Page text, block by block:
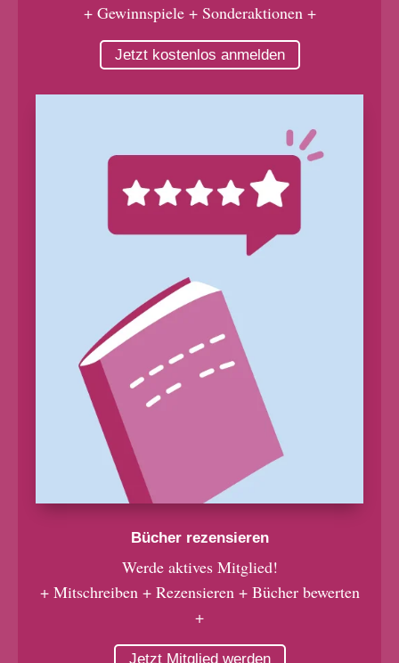
+ Gewinnspiele + Sonderaktionen +
Jetzt kostenlos anmelden
Bücher rezensieren
Werde aktives Mitglied!
+ Mitschreiben + Rezensieren + Bücher bewerten
+
Jetzt Mitglied werden